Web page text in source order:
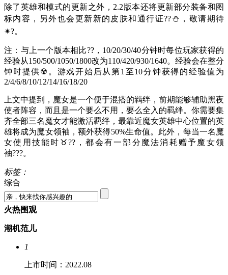
除了英雄和模式的更新之外，2.2版本还将更新部分装备和图
标内容，另外也会更新新的皮肤和通行证??⛄，敬请期待
✴?。
注：与上一个版本相比??，10/20/30/40分钟时每位玩家获得的
经验从150/500/1050/1800改为110/420/930/1640。经验会在整分
钟时提供☢。游戏开始后从第1至10分钟获得的经验值为
2/4/6/8/10/12/14/16/18/20
上文中提到，魔女是一个便于混搭的羁绊，前期能够辅助黑夜
使者阵容，而且是一个要么不用，要么全入的羁绊。你需要集
齐全部三名魔女才能激活羁绊，最靠近魔女英雄中心位置的英
雄将成为魔女领袖，额外获得50%生命值。此外，每当一名魔
女使用技能时♉??，都会有一部分魔法消耗赠予魔女领
袖???。
标签：
综合
火热围观
潮机范儿
1
上市时间：2022.08